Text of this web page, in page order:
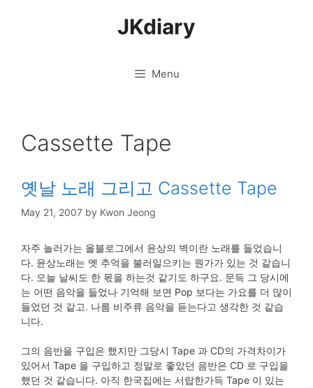
JKdiary
Menu
Cassette Tape
옛날 노래 그리고 Cassette Tape
May 21, 2007 by Kwon Jeong
자주 놀러가는 올블로그에서 윤상의 벽이란 노래를 들었습니
다. 윤상노래는 옛 추억을 불러일으키는 뭔가가 있는 것 같습니
다. 오늘 날씨도 한 몫을 하는것 같기도 하구요. 문득 그 당시에
는 어떤 음악을 들었나 기억해 보면 Pop 보다는 가요를 더 많이
들었던 것 같고. 나름 비주류 음악을 듣는다고 생각한 것 같습
니다.
그의 음반을 구입은 했지만 그당시 Tape 과 CD의 가격차이가
있어서 Tape 을 구입하고 정말로 좋았던 음반은 CD 로 구입을
했던 것 같습니다. 아직 한국집에는 서랍한가득 Tape 이 있는